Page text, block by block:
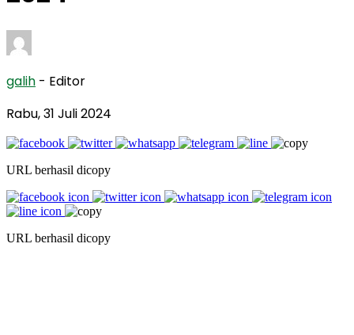
galih - Editor
Rabu, 31 Juli 2024
URL berhasil dicopy
URL berhasil dicopy